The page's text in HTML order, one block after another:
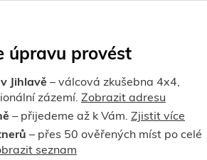
úpravu provést
Jihlavě – válcová zkušebna 4x4,
zázemí. Zobrazit adresu
– přijedeme až k Vám. Zjistit více
– přes 50 ověřených míst po celé
seznam